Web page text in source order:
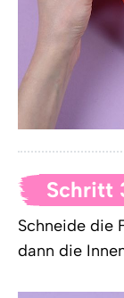
Schritt
Schneide die
dann die